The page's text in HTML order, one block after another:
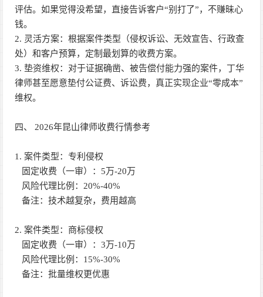
评估。如果觉得没希望，直接告诉客户“别打了”，不赚昧心
钱。
2. 灵活方案：根据案件类型（侵权诉讼、无效宣告、行政查
处）和客户预算，定制最划算的收费方案。
3. 垫资维权：对于证据确凿、被告偿付能力强的案件，丁华
律师甚至愿意垫付公证费、诉讼费，真正实现企业“零成本”
维权。
四、 2026年昆山律师收费行情参考
1. 案件类型：专利侵权
固定收费（一审）：5万-20万
风险代理比例：20%-40%
备注：技术越复杂，费用越高
2. 案件类型：商标侵权
固定收费（一审）：3万-10万
风险代理比例：15%-30%
备注：批量维权更优惠